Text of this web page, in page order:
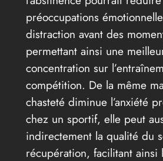
préoccupations
distraction avant des
permettant ainsi une
concentration sur
compétition. De la même
chasteté diminue l’anxiété
chez un sportif, elle peut
indirectement la qualité du
récupération, facilitant ainsi